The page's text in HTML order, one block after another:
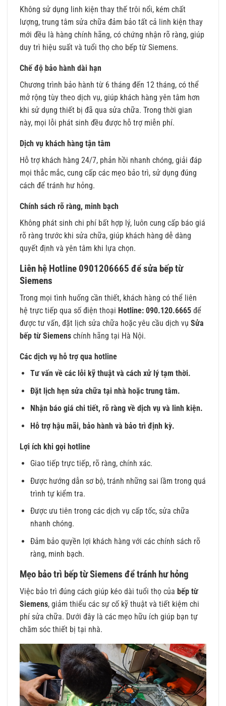
Không sử dụng linh kiện thay thế trôi nổi, kém chất
lượng, trung tâm sửa chữa đảm bảo tất cả linh kiện thay
mới đều là hàng chính hãng, có chứng nhận rõ ràng, giúp
duy trì hiệu suất và tuổi thọ cho bếp từ Siemens.
Chế độ bảo hành dài hạn
Chương trình bảo hành từ 6 tháng đến 12 tháng, có thể
mở rộng tùy theo dịch vụ, giúp khách hàng yên tâm hơn
khi sử dụng thiết bị đã qua sửa chữa. Trong thời gian
này, mọi lỗi phát sinh đều được hỗ trợ miễn phí.
Dịch vụ khách hàng tận tâm
Hỗ trợ khách hàng 24/7, phản hồi nhanh chóng, giải đáp
mọi thắc mắc, cung cấp các mẹo bảo trì, sử dụng đúng
cách để tránh hư hỏng.
Chính sách rõ ràng, minh bạch
Không phát sinh chi phí bất hợp lý, luôn cung cấp báo giá
rõ ràng trước khi sửa chữa, giúp khách hàng dễ dàng
quyết định và yên tâm khi lựa chọn.
Liên hệ Hotline 0901206665 để sửa bếp từ
Siemens
Trong mọi tình huống cần thiết, khách hàng có thể liên
hệ trực tiếp qua số điện thoại Hotline: 090.120.6665 để
được tư vấn, đặt lịch sửa chữa hoặc yêu cầu dịch vụ Sửa
bếp từ Siemens chính hãng tại Hà Nội.
Các dịch vụ hỗ trợ qua hotline
Tư vấn về các lỗi kỹ thuật và cách xử lý tạm thời.
Đặt lịch hẹn sửa chữa tại nhà hoặc trung tâm.
Nhận báo giá chi tiết, rõ ràng về dịch vụ và linh kiện.
Hỗ trợ hậu mãi, bảo hành và bảo trì định kỳ.
Lợi ích khi gọi hotline
Giao tiếp trực tiếp, rõ ràng, chính xác.
Được hướng dẫn sơ bộ, tránh những sai lầm trong quá
trình tự kiểm tra.
Được ưu tiên trong các dịch vụ cấp tốc, sửa chữa
nhanh chóng.
Đảm bảo quyền lợi khách hàng với các chính sách rõ
ràng, minh bạch.
Mẹo bảo trì bếp từ Siemens để tránh hư hỏng
Việc bảo trì đúng cách giúp kéo dài tuổi thọ của bếp từ
Siemens, giảm thiểu các sự cố kỹ thuật và tiết kiệm chi
phí sửa chữa. Dưới đây là các mẹo hữu ích giúp bạn tự
chăm sóc thiết bị tại nhà.